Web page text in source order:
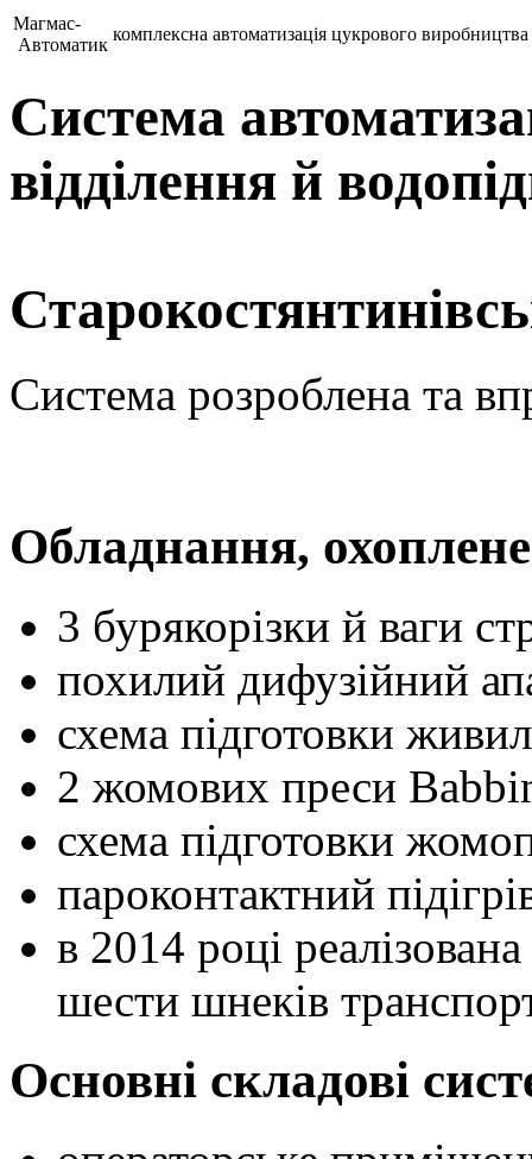
Магмас-
Автоматик
комплексна автоматизація цукрового виробництва
Система
відділення й
Система розроблена та
Обладнання,
3 бурякорізки й ваги
похилий дифузійний
схема підготовки
2 жомових преси
схема підготовки
пароконтактний
в 2014 році
шести шнеків
Основні складові